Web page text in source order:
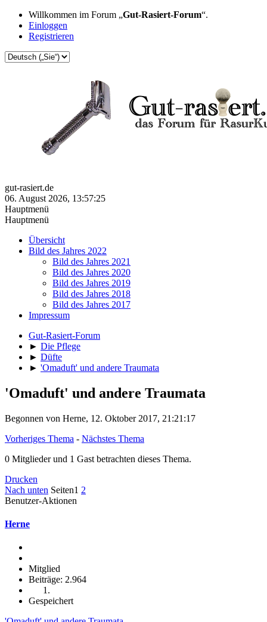
Willkommen im Forum „Gut-Rasiert-Forum“.
Einloggen
Registrieren
gut-rasiert.de
06. August 2026, 13:57:25
Hauptmenü
Hauptmenü
Übersicht
Bild des Jahres 2022
Bild des Jahres 2021
Bild des Jahres 2020
Bild des Jahres 2019
Bild des Jahres 2018
Bild des Jahres 2017
Impressum
Gut-Rasiert-Forum
► Die Pflege
► Düfte
► 'Omaduft' und andere Traumata
'Omaduft' und andere Traumata
Begonnen von Herne, 12. Oktober 2017, 21:21:17
Vorheriges Thema - Nächstes Thema
0 Mitglieder und 1 Gast betrachten dieses Thema.
Drucken
Nach unten Seiten1 2
Benutzer-Aktionen
Herne
Mitglied
Beiträge: 2.964
Gespeichert